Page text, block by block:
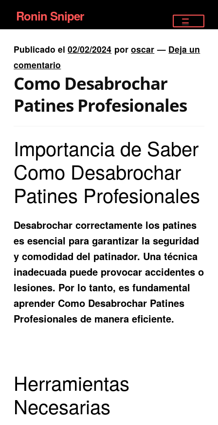
Ir
a
la
navegación
Ir
al
contenido
Ronin Sniper
PISTOLAS
RIFLES DEPORTIVOS
Publicado el02/02/2024 poroscar — Deja un
comentario
Como Desabrochar
Patines Profesionales
Importancia de Saber
Como Desabrochar
Patines Profesionales
Desabrochar correctamente los patines
es esencial para garantizar la seguridad
y comodidad del patinador. Una técnica
inadecuada puede provocar accidentes o
lesiones. Por lo tanto, es fundamental
aprender Como Desabrochar Patines
Profesionales de manera eficiente.
Herramientas
Necesarias